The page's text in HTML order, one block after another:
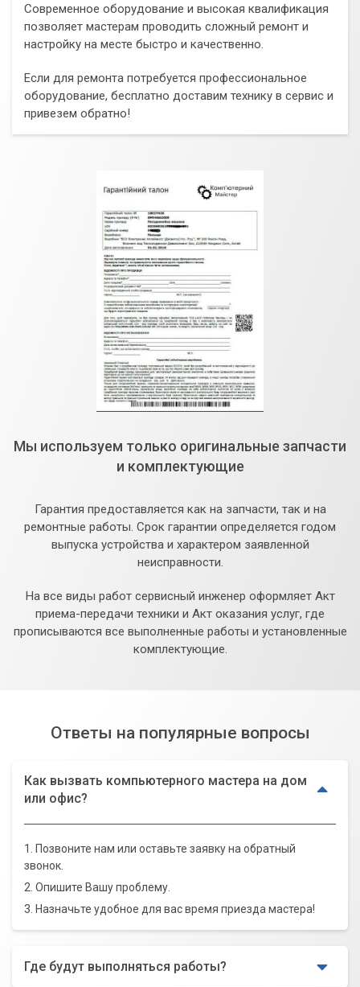
Современное оборудование и высокая квалификация
позволяет мастерам проводить сложный ремонт и
настройку на месте быстро и качественно.
Если для ремонта потребуется профессиональное
оборудование, бесплатно доставим технику в сервис и
привезем обратно!
Мы используем только оригинальные запчасти
и комплектующие
Гарантия предоставляется как на запчасти, так и на
ремонтные работы. Срок гарантии определяется годом
выпуска устройства и характером заявленной
неисправности.
На все виды работ сервисный инженер оформляет Акт
приема-передачи техники и Акт оказания услуг, где
прописываются все выполненные работы и установленные
комплектующие.
Ответы на популярные вопросы
Как вызвать компьютерного мастера на дом
или офис?
1. Позвоните нам или оставьте заявку на обратный
звонок.
2. Опишите Вашу проблему.
3. Назначьте удобное для вас время приезда мастера!
Где будут выполняться работы?